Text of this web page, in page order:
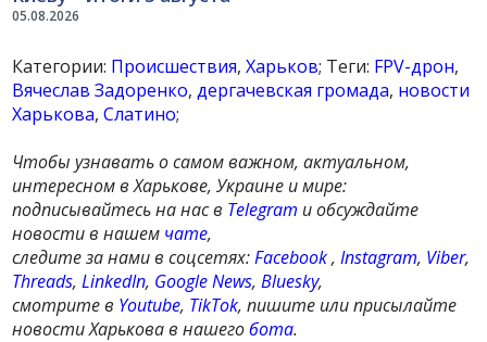
05.08.2026
Категории: Происшествия,Харьков; Теги: FPV-дрон,
Вячеслав Задоренко,дергачевская громада, новости
Харькова,Слатино;
Чтобы узнавать о самом важном, актуальном,
интересном в Харькове, Украине и мире:
подписывайтесь на нас в Telegram и обсуждайте
новости в нашем чате,
следите за нами в соцсетях:Facebook,Instagram, Viber,
Threads,LinkedIn, Google News,Bluesky,
смотрите в Youtube, TikTok, пишите или присылайте
новости Харькова в нашегобота.